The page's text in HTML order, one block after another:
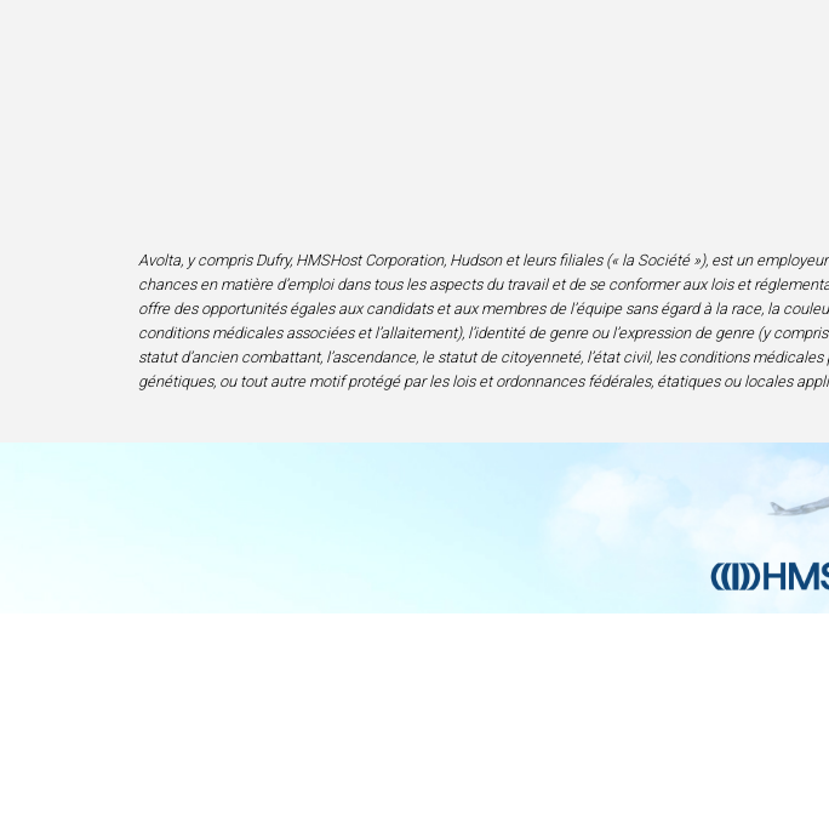
Avolta, y compris Dufry, HMSHost Corporation, Hudson et leurs filiales (« la Société »), est un
chances en matière d’emploi dans tous les aspects du travail et de se conformer aux lois et
offre des opportunités égales aux candidats et aux membres de l’équipe sans égard à la race, la
conditions médicales associées et l’allaitement), l’identité de genre ou l’expression de genre (y
statut d’ancien combattant, l’ascendance, le statut de citoyenneté, l’état civil, les conditions
génétiques, ou tout autre motif protégé par les lois et ordonnances fédérales, étatiques ou locales